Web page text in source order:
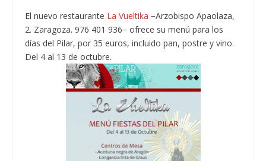
El nuevo restaurante La Vueltika −Arzobispo Apaolaza,
2. Zaragoza. 976 401 936− ofrece su menú para los
días del Pilar, por 35 euros, incluido pan, postre y vino.
Del 4 al 13 de octubre.